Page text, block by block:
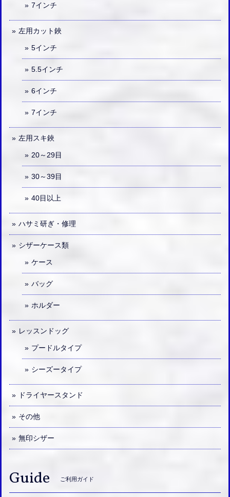
7インチ
左用カット鋏
5インチ
5.5インチ
6インチ
7インチ
左用スキ鋏
20～29目
30～39目
40目以上
ハサミ研ぎ・修理
シザーケース類
ケース
バッグ
ホルダー
レッスンドッグ
プードルタイプ
シーズータイプ
ドライヤースタンド
その他
無印シザー
Guide ご利用ガイド